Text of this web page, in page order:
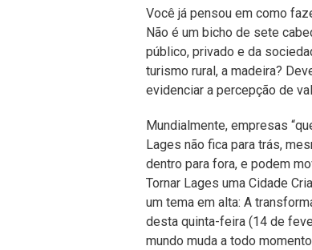
Você já pensou em como
Não é um bicho de sete
público, privado e da
turismo rural, a madeira?
evidenciar a percepção de
Mundialmente, empresas
Lages não fica para trás,
dentro para fora, e podem
Tornar Lages uma Cidade
um tema em alta: A
desta quinta-feira (14 de
mundo muda a todo